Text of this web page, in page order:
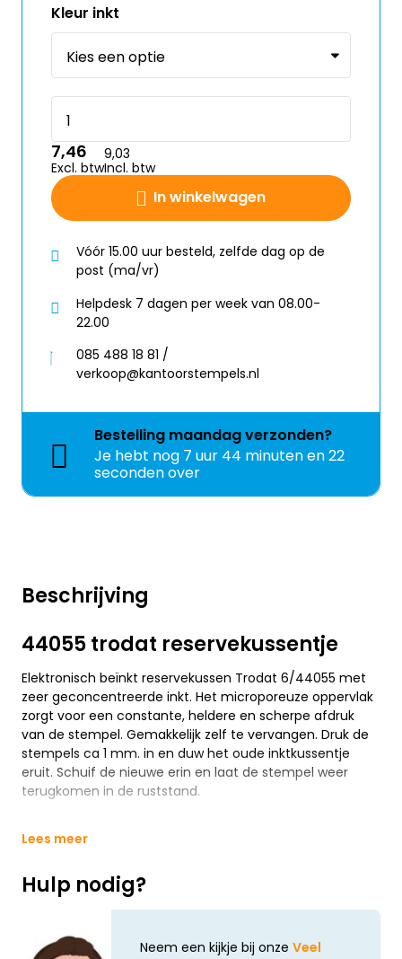
Beschrijving
44055 trodat reservekussentje
Elektronisch beïnkt reservekussen Trodat 6/44055 met
zeer geconcentreerde inkt. Het microporeuze oppervlak
zorgt voor een constante, heldere en scherpe afdruk
van de stempel. Gemakkelijk zelf te vervangen. Druk de
stempels ca 1 mm. in en duw het oude inktkussentje
eruit. Schuif de nieuwe erin en laat de stempel weer
terugkomen in de ruststand.
Lees meer
Hulp nodig?
Neem een kijkje bij onze Veel
Kleur inkt
In winkelwagen
7,46
Excl. btw
9,03
Incl. btw
Vóór 15.00 uur besteld, zelfde dag op de
post (ma/vr)
Helpdesk 7 dagen per week van 08.00-
22.00
085 488 18 81 /
verkoop@kantoorstempels.nl
Bestelling maandagverzonden?
Je hebt nog 7 uur 44 minuten en 22
seconden over